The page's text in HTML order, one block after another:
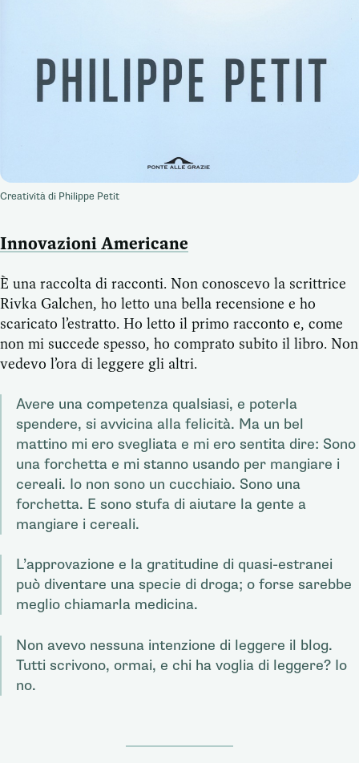
Creatività di Philippe Petit
Innovazioni Americane
È una raccolta di racconti. Non conoscevo la scrittrice
Rivka Galchen, ho letto una bella recensione e ho
scaricato l’estratto. Ho letto il primo racconto e, come
non mi succede spesso, ho comprato subito il libro. Non
vedevo l’ora di leggere gli altri.
Avere una competenza qualsiasi, e poterla
spendere, si avvicina alla felicità. Ma un bel
mattino mi ero svegliata e mi ero sentita dire: Sono
una forchetta e mi stanno usando per mangiare i
cereali. Io non sono un cucchiaio. Sono una
forchetta. E sono stufa di aiutare la gente a
mangiare i cereali.
L’approvazione e la gratitudine di quasi-estranei
può diventare una specie di droga; o forse sarebbe
meglio chiamarla medicina.
Non avevo nessuna intenzione di leggere il blog.
Tutti scrivono, ormai, e chi ha voglia di leggere? Io
no.